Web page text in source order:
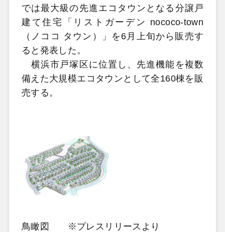
では最大級の先進エコタウンとなる分譲戸
建て住宅「リストガーデン nococo-town
（ノココ タウン）」を6月上旬から販売す
ると発表した。
横浜市戸塚区に位置し、先進機能を複数
備えた大規模エコタウンとして全160棟を販
売する。
鳥瞰図 ※プレスリリースより